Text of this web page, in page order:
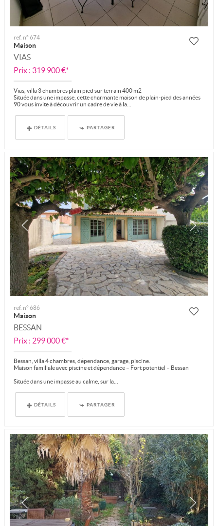
ref. n° 674
Maison
VIAS
Prix : 319 900 €*
Vias, villa 3 chambres plain pied sur terrain 400 m2
Située dans une impasse, cette charmante maison de plain-pied des années
90 vous invite à découvrir un cadre de vie à la...
DÉTAILS PARTAGER
ref. n° 686
Maison
BESSAN
Prix : 299 000 €*
Bessan, villa 4 chambres, dépendance, garage, piscine.
Maison familiale avec piscine et dépendance – Fort potentiel – Bessan
Située dans une impasse au calme, sur la...
DÉTAILS PARTAGER